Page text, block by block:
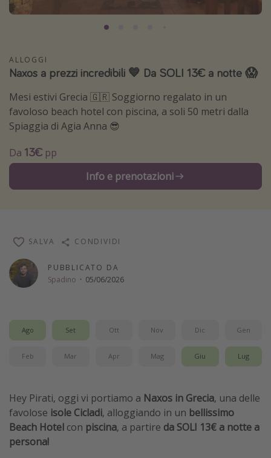
Grecia
Egitto
Tunisia
Malta
Canarie
Capo Verde
Tipo di vacanza
Vacanze last minute
Vacanze di Pasqua 2026
Last minute capodanno
Vacanze con bambini
Viaggi per single
Altri argomenti
Calendario di viaggio
Festività del 2026
Città più visitate
ALLOGGI
Naxos a prezzi incredibili 💙 Da SOLI 13€ a notte 😱
Mesi estivi Grecia 🇬🇷 Soggiorno regalato in un
favoloso beach hotel con piscina, a soli 50 metri dalla
Spiaggia di Agia Anna 😎
Da 13€ pp
Info e prenotazioni
PUBBLICATO DA
Spadino · 05/06/2026
SALVA CONDIVIDI
Ago Set Ott Nov Dic Gen
Feb Mar Apr Mag Giu Lug
Hey Pirati, oggi vi portiamo a Naxos in Grecia, una delle
favolose isole Cicladi, alloggiando in un bellissimo
Beach Hotel con piscina, a partire da SOLI 13€ a notte a
persona!